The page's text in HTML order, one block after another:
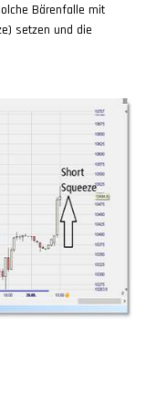
Bärenfalle mit
setzen und die